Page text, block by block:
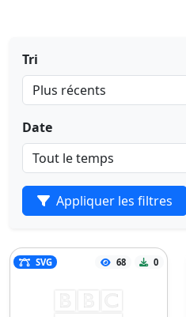
Tri
Date
Appliquer les filtres
SVG 68 0